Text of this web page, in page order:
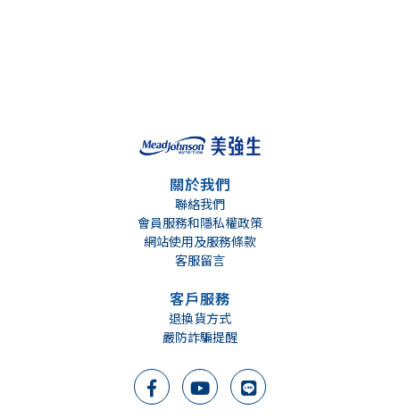
關於我們
聯絡我們
會員服務和隱私權政策
網站使用及服務條款
客服留言
客戶服務
退換貨方式
嚴防詐騙提醒